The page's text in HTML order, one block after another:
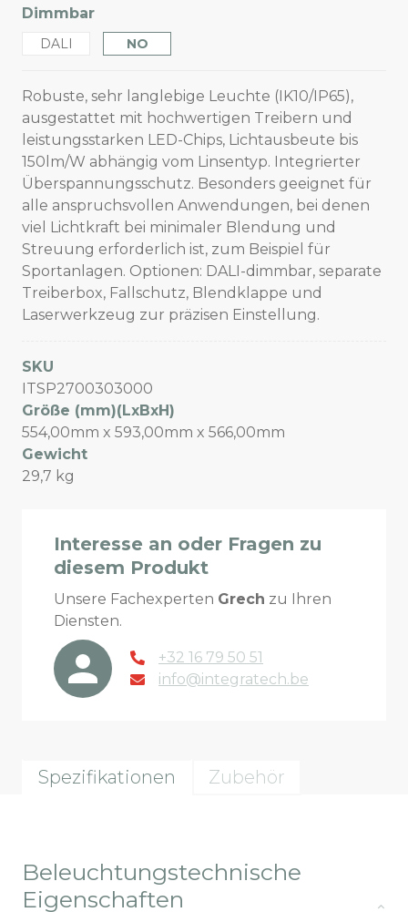
Dimmbar
DALI NO
Robuste, sehr langlebige Leuchte (IK10/IP65),
ausgestattet mit hochwertigen Treibern und
leistungsstarken LED-Chips, Lichtausbeute bis
150lm/W abhängig vom Linsentyp. Integrierter
Überspannungsschutz. Besonders geeignet für
alle anspruchsvollen Anwendungen, bei denen
viel Lichtkraft bei minimaler Blendung und
Streuung erforderlich ist, zum Beispiel für
Sportanlagen. Optionen: DALI-dimmbar, separate
Treiberbox, Fallschutz, Blendklappe und
Laserwerkzeug zur präzisen Einstellung.
SKU
ITSP2700303000
Größe (mm)(LxBxH)
554,00mm x 593,00mm x 566,00mm
Gewicht
29,7 kg
Interesse an oder Fragen zu
diesem Produkt
Unsere Fachexperten Grech zu Ihren
Diensten.
+32 16 79 50 51
info@integratech.be
Spezifikationen Zubehör
Beleuchtungstechnische
Eigenschaften